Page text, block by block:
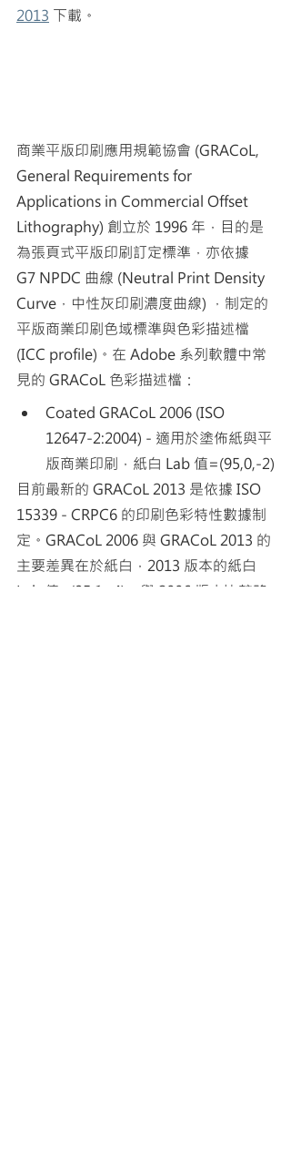
2013 下載。
商業平版印刷應用規範協會 (GRACoL,
General Requirements for
Applications in Commercial Offset
Lithography) 創立於 1996 年，目的是
為張頁式平版印刷訂定標準，亦依據
G7 NPDC 曲線 (Neutral Print Density
Curve，中性灰印刷濃度曲線) ，制定的
平版商業印刷色域標準與色彩描述檔
(ICC profile)。在 Adobe 系列軟體中常
見的 GRACoL 色彩描述檔：
Coated GRACoL 2006 (ISO
12647-2:2004) - 適用於塗佈紙與平
版商業印刷，紙白 Lab 值=(95,0,-2)
目前最新的 GRACoL 2013 是依據 ISO
15339 - CRPC6 的印刷色彩特性數據制
定。GRACoL 2006 與 GRACoL 2013 的
主要差異在於紙白，2013 版本的紙白
Lab 值=(95,1,-4)，與 2006 版本比較略